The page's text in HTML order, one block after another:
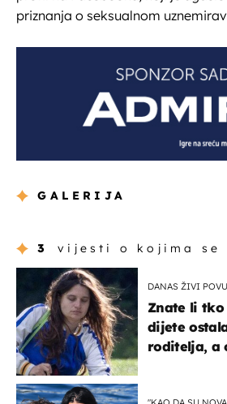
priznanja o seksualnom
GALERIJA
3 vijesti o kojima se
DANAS ŽIVI
Znate li tko
dijete
roditelja, a